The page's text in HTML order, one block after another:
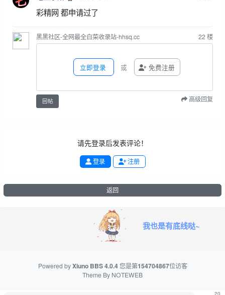
彩精网 都申请过了
黑黑社区-全网最全白菜收录站-hhsq.cc 22楼
立即登录 或 免费注册
回帖 高级回复
请先登录后发表评论！
登录 注册
返回
我也是有底线哒~
Powered byXiuno BBS4.0.4 您是第154704867位访客
Theme By NOTEWEB
20